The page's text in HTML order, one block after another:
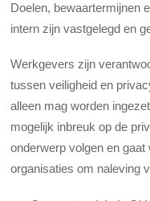
Doelen, bewaartermijnen
intern zijn vastgelegd en
Werkgevers zijn
tussen veiligheid en
alleen mag worden
mogelijk inbreuk op de
onderwerp volgen en
organisaties om naleving